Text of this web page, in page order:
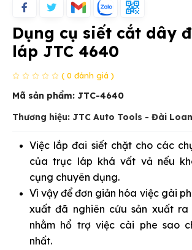
Dụng cụ siết cắt dây
láp JTC 4640
( 0 đánh giá )
Mã sản phẩm: JTC-4640
Thương hiệu: JTC Auto Tools - Đài Loan
Việc lắp đai siết chặt cho các
của trục láp khá vất vả nếu
cụng chuyên dụng.
Vì vậy để đơn giản hóa việc gài
xuất đã nghiên cứu sản xuất
nhằm hổ trợ việc cài phe sao
nhất.